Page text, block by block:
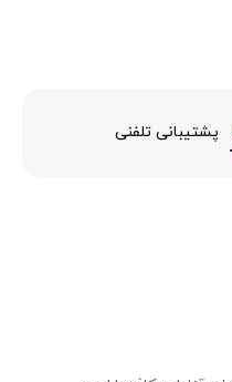
پشتیبانی تلفنی